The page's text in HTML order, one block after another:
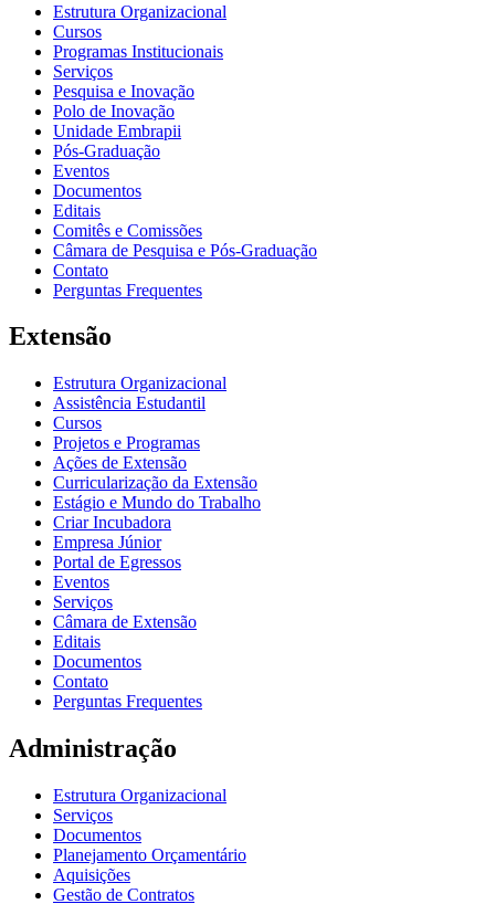
Estrutura Organizacional
Cursos
Programas Institucionais
Serviços
Pesquisa e Inovação
Polo de Inovação
Unidade Embrapii
Pós-Graduação
Eventos
Documentos
Editais
Comitês e Comissões
Câmara de Pesquisa e Pós-Graduação
Contato
Perguntas Frequentes
Extensão
Estrutura Organizacional
Assistência Estudantil
Cursos
Projetos e Programas
Ações de Extensão
Curricularização da Extensão
Estágio e Mundo do Trabalho
Criar Incubadora
Empresa Júnior
Portal de Egressos
Eventos
Serviços
Câmara de Extensão
Editais
Documentos
Contato
Perguntas Frequentes
Administração
Estrutura Organizacional
Serviços
Documentos
Planejamento Orçamentário
Aquisições
Gestão de Contratos